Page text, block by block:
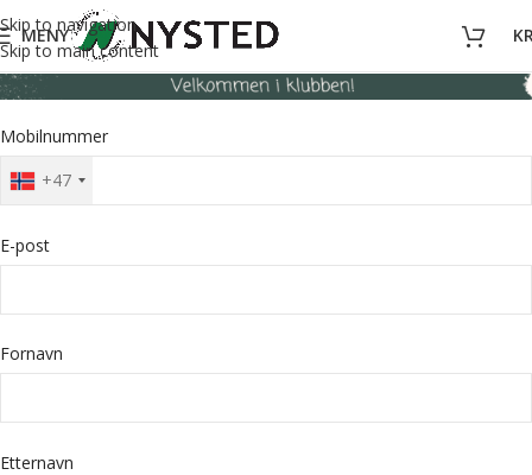
Skip to navigation
Skip to main content
MENY
Mobilnummer
+47
E-post
Fornavn
Etternavn